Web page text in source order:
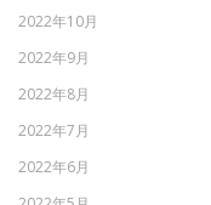
2022年10月
2022年9月
2022年8月
2022年7月
2022年6月